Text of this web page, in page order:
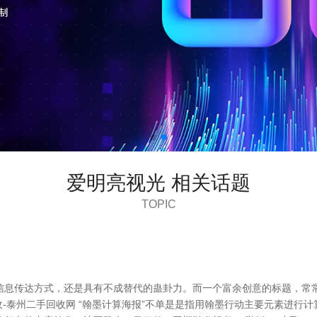
爱明亮视光 相关话题
TOPIC
传达方式，还是具有不成替代的蛊卦力。而一个富余创意的标题，
州二手回收网 “翰墨计算海报”不单是是指用翰墨行动主要元素进行